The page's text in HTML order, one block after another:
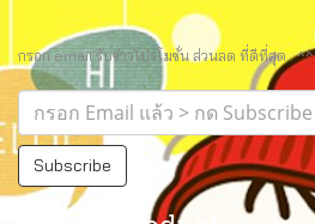
กรอก email รับข่าวโปรโมชั่น ส่วนลด ที่ดีที่สุด.. ^^
Subscribe